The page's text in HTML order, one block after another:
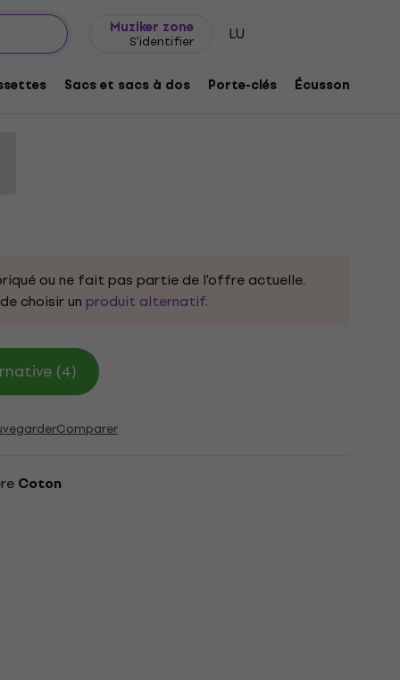
Muziker zone
S'identifier LU
Sacs et sacs à dos Porte-clés Écussons/
L
ou ne fait pas partie de l'offre actuelle.
choisir un produit alternatif.
(4)
Comparer
Coton